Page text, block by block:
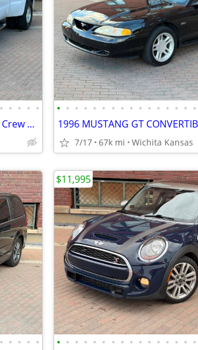
• • • • •
2002 Ford F-350 Super Duty Lariat 4dr Crew Cab 2WD SB DRW. CLEAN TITLE
• • • • • • • • • • • • • • • •
7/17 67k mi Wichita Kansas
• • • • • • • • • • • • • • • • • • • • •
$11,995